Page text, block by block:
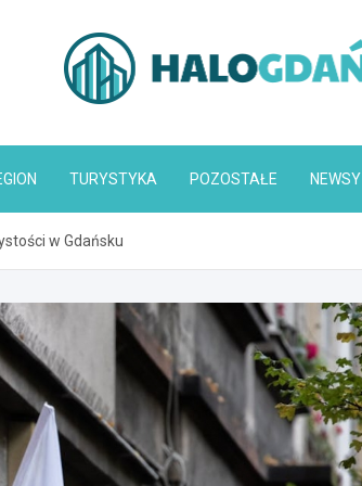
HaloGdańsk.pl
TURYSTYKA POZOSTAŁE NEWSY
w Gdańsku